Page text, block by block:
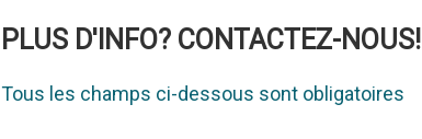
PLUS D'INFO? CONTACTEZ-NOUS!
Tous les champs ci-dessous sont obligatoires